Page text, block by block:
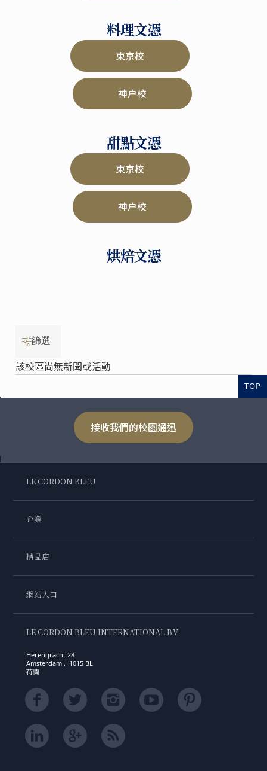
料理文憑
東京校
神户校
甜點文憑
東京校
神户校
烘焙文憑
篩選
該校區尚無新聞或活動
TOP
接收我們的校園通迅
LE CORDON BLEU
企業
精品店
網站入口
LE CORDON BLEU INTERNATIONAL B.V.
Herengracht 28
Amsterdam , 1015 BL
荷蘭